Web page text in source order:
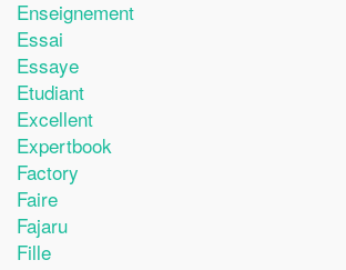
Enseignement
Essai
Essaye
Etudiant
Excellent
Expertbook
Factory
Faire
Fajaru
Fille